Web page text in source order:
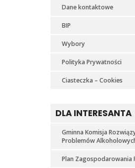
Dane kontaktowe
BIP
Wybory
Polityka Prywatności
Ciasteczka – Cookies
DLA INTERESANTA
Gminna Komisja
Problemów
Plan Zagospodarowania